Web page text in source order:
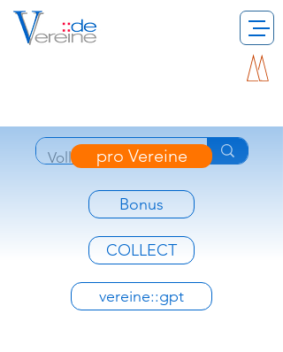
pro Vereine
Bonus
COLLECT
vereine::gpt